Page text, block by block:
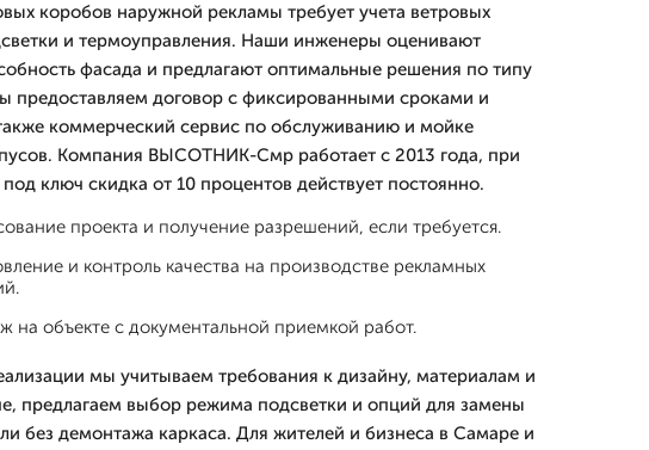
коробов наружной рекламы требует учета ветровых
и термоуправления. Наши инженеры оценивают
фасада и предлагают оптимальные решения по типу
предоставляем договор с фиксированными сроками и
коммерческий сервис по обслуживанию и мойке
Компания ВЫСОТНИК-Смр работает с 2013 года, при
под ключ скидка от 10 процентов действует постоянно.
проекта и получение разрешений, если требуется.
и контроль качества на производстве рекламных
на объекте с документальной приемкой работ.
мы учитываем требования к дизайну, материалам и
предлагаем выбор режима подсветки и опций для замены
без демонтажа каркаса. Для жителей и бизнеса в Самаре и